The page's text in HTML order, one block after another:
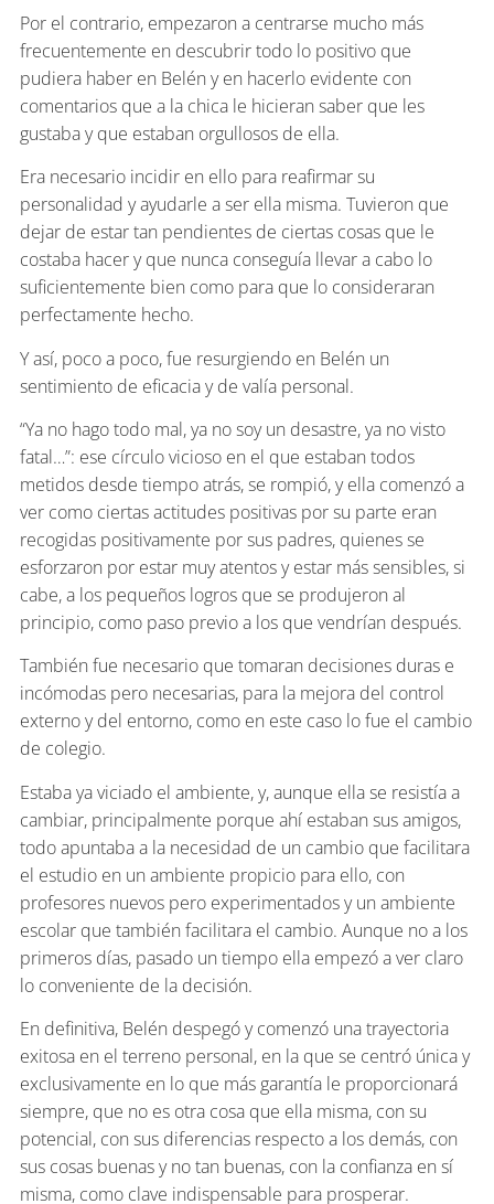
Por el contrario, empezaron a centrarse mucho más
frecuentemente en descubrir todo lo positivo que
pudiera haber en Belén y en hacerlo evidente con
comentarios que a la chica le hicieran saber que les
gustaba y que estaban orgullosos de ella.
Era necesario incidir en ello para reafirmar su
personalidad y ayudarle a ser ella misma. Tuvieron que
dejar de estar tan pendientes de ciertas cosas que le
costaba hacer y que nunca conseguía llevar a cabo lo
suficientemente bien como para que lo consideraran
perfectamente hecho.
Y así, poco a poco, fue resurgiendo en Belén un
sentimiento de eficacia y de valía personal.
“Ya no hago todo mal, ya no soy un desastre, ya no visto
fatal…”: ese círculo vicioso en el que estaban todos
metidos desde tiempo atrás, se rompió, y ella comenzó a
ver como ciertas actitudes positivas por su parte eran
recogidas positivamente por sus padres, quienes se
esforzaron por estar muy atentos y estar más sensibles, si
cabe, a los pequeños logros que se produjeron al
principio, como paso previo a los que vendrían después.
También fue necesario que tomaran decisiones duras e
incómodas pero necesarias, para la mejora del control
externo y del entorno, como en este caso lo fue el cambio
de colegio.
Estaba ya viciado el ambiente, y, aunque ella se resistía a
cambiar, principalmente porque ahí estaban sus amigos,
todo apuntaba a la necesidad de un cambio que facilitara
el estudio en un ambiente propicio para ello, con
profesores nuevos pero experimentados y un ambiente
escolar que también facilitara el cambio. Aunque no a los
primeros días, pasado un tiempo ella empezó a ver claro
lo conveniente de la decisión.
En definitiva, Belén despegó y comenzó una trayectoria
exitosa en el terreno personal, en la que se centró única y
exclusivamente en lo que más garantía le proporcionará
siempre, que no es otra cosa que ella misma, con su
potencial, con sus diferencias respecto a los demás, con
sus cosas buenas y no tan buenas, con la confianza en sí
misma, como clave indispensable para prosperar.